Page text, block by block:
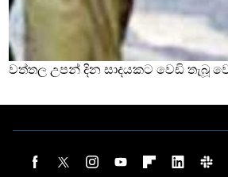
වත්තල උපන් දින සාදයකට වෙඩි තැබූ